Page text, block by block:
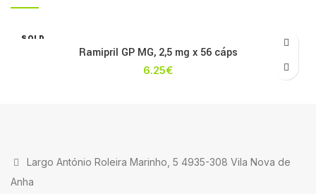
SOLD
Ramipril GP MG, 2,5 mg x 56 cáps
6.25€
Largo António Roleira Marinho, 5 4935-308 Vila Nova de
Anha